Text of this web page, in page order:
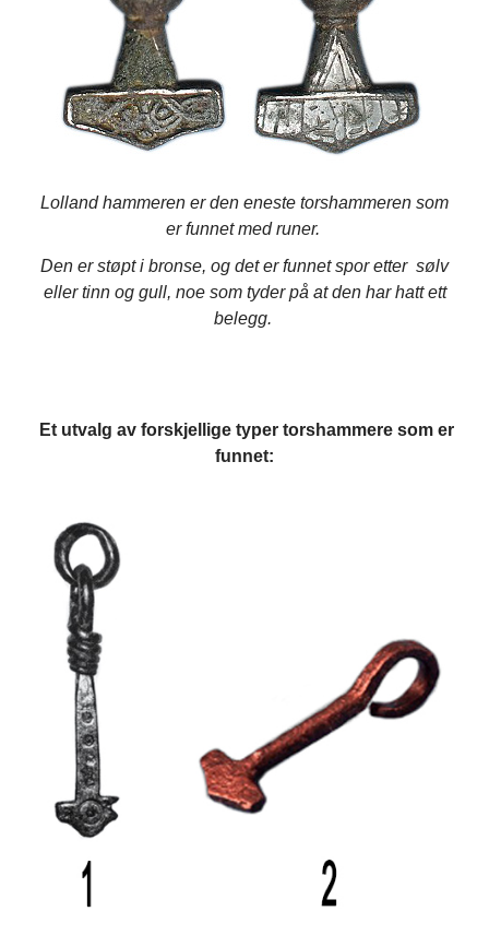
Lolland hammeren er den eneste torshammeren som
er funnet med runer.
Den er støpt i bronse, og det er funnet spor etter sølv
eller tinn og gull, noe som tyder på at den har hatt ett
belegg.
Et utvalg av forskjellige typer torshammere som er
funnet: